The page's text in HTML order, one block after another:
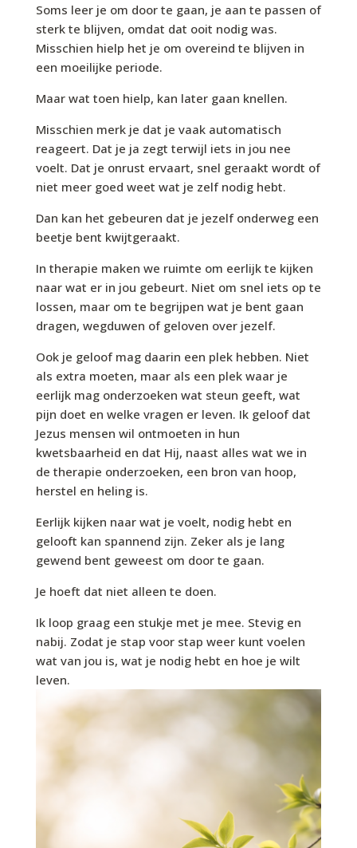
Soms leer je om door te gaan, je aan te passen of
sterk te blijven, omdat dat ooit nodig was.
Misschien hielp het je om overeind te blijven in
een moeilijke periode.
Maar wat toen hielp, kan later gaan knellen.
Misschien merk je dat je vaak automatisch
reageert. Dat je ja zegt terwijl iets in jou nee
voelt. Dat je onrust ervaart, snel geraakt wordt of
niet meer goed weet wat je zelf nodig hebt.
Dan kan het gebeuren dat je jezelf onderweg een
beetje bent kwijtgeraakt.
In therapie maken we ruimte om eerlijk te kijken
naar wat er in jou gebeurt. Niet om snel iets op te
lossen, maar om te begrijpen wat je bent gaan
dragen, wegduwen of geloven over jezelf.
Ook je geloof mag daarin een plek hebben. Niet
als extra moeten, maar als een plek waar je
eerlijk mag onderzoeken wat steun geeft, wat
pijn doet en welke vragen er leven. Ik geloof dat
Jezus mensen wil ontmoeten in hun
kwetsbaarheid en dat Hij, naast alles wat we in
de therapie onderzoeken, een bron van hoop,
herstel en heling is.
Eerlijk kijken naar wat je voelt, nodig hebt en
gelooft kan spannend zijn. Zeker als je lang
gewend bent geweest om door te gaan.
Je hoeft dat niet alleen te doen.
Ik loop graag een stukje met je mee. Stevig en
nabij. Zodat je stap voor stap weer kunt voelen
wat van jou is, wat je nodig hebt en hoe je wilt
leven.